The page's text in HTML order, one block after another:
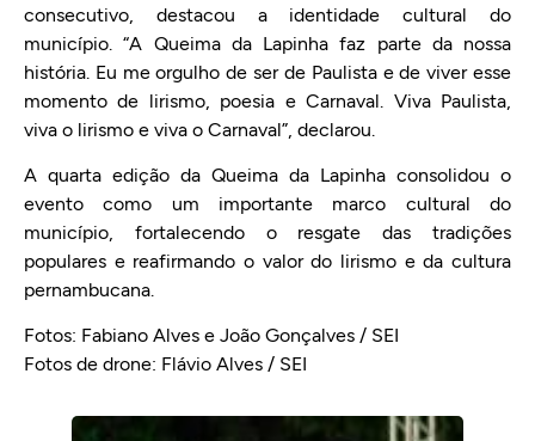
consecutivo, destacou a identidade cultural do
município. “A Queima da Lapinha faz parte da nossa
história. Eu me orgulho de ser de Paulista e de viver esse
momento de lirismo, poesia e Carnaval. Viva Paulista,
viva o lirismo e viva o Carnaval”, declarou.
A quarta edição da Queima da Lapinha consolidou o
evento como um importante marco cultural do
município, fortalecendo o resgate das tradições
populares e reafirmando o valor do lirismo e da cultura
pernambucana.
Fotos: Fabiano Alves e João Gonçalves / SEI
Fotos de drone: Flávio Alves / SEI